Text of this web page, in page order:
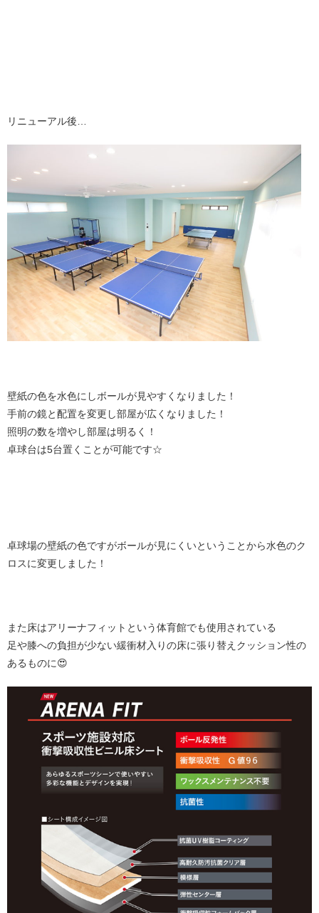
リニューアル後…
壁紙の色を水色にしボールが見やすくなりました！
手前の鏡と配置を変更し部屋が広くなりました！
照明の数を増やし部屋は明るく！
卓球台は5台置くことが可能です☆
卓球場の壁紙の色ですがボールが見にくいということから水色のク
ロスに変更しました！
また床はアリーナフィットという体育館でも使用されている
足や膝への負担が少ない緩衝材入りの床に張り替えクッション性の
あるものに😍